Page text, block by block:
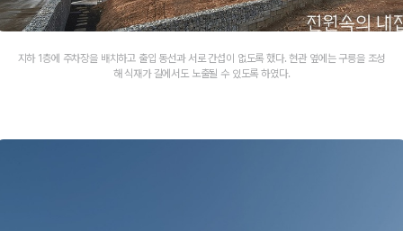
지하 1층에 주차장을 배치하고 출입 동선과 서로 간섭이 없도록 했다. 현관 옆에는 구릉을 조성
해 식재가 길에서도 노출될 수 있도록 하였다.